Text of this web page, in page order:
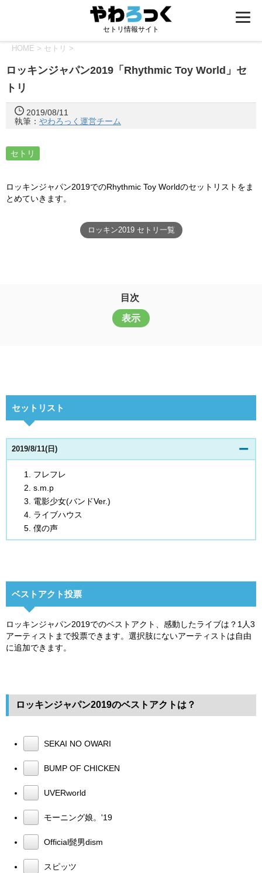
セトリ情報サイト
HOME > セトリ >
ロッキンジャパン2019「Rhythmic Toy World」セ
トリ
2019/08/11
執筆： やわろっく運営チーム
セトリ
ロッキンジャパン2019でのRhythmic Toy Worldのセットリストをま
とめていきます。
ロッキン2019 セトリ一覧
目次
表示
セットリスト
2019/8/11(日)
フレフレ
s.m.p
電影少女(バンドVer.)
ライブハウス
僕の声
ベストアクト投票
ロッキンジャパン2019でのベストアクト、感動したライブは？1人3
アーティストまで投票できます。選択肢にないアーティストは自由
に追加できます。
ロッキンジャパン2019のベストアクトは？
SEKAI NO OWARI
BUMP OF CHICKEN
UVERworld
モーニング娘。'19
Official髭男dism
スピッツ